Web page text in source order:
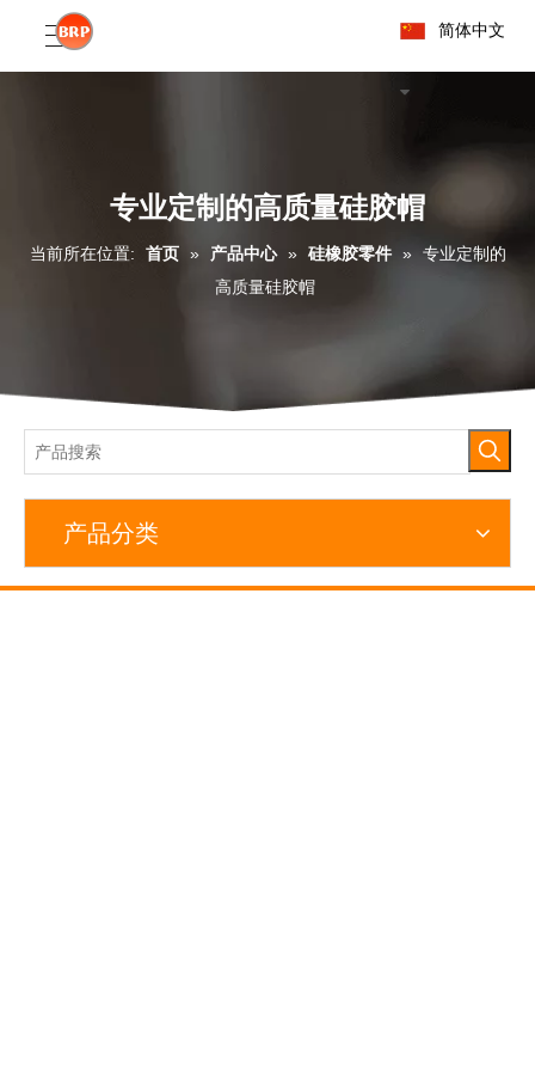
简体中文
专业定制的高质量硅胶帽
当前所在位置: 首页 » 产品中心 » 硅橡胶零件 » 专业定制的
高质量硅胶帽
产品分类